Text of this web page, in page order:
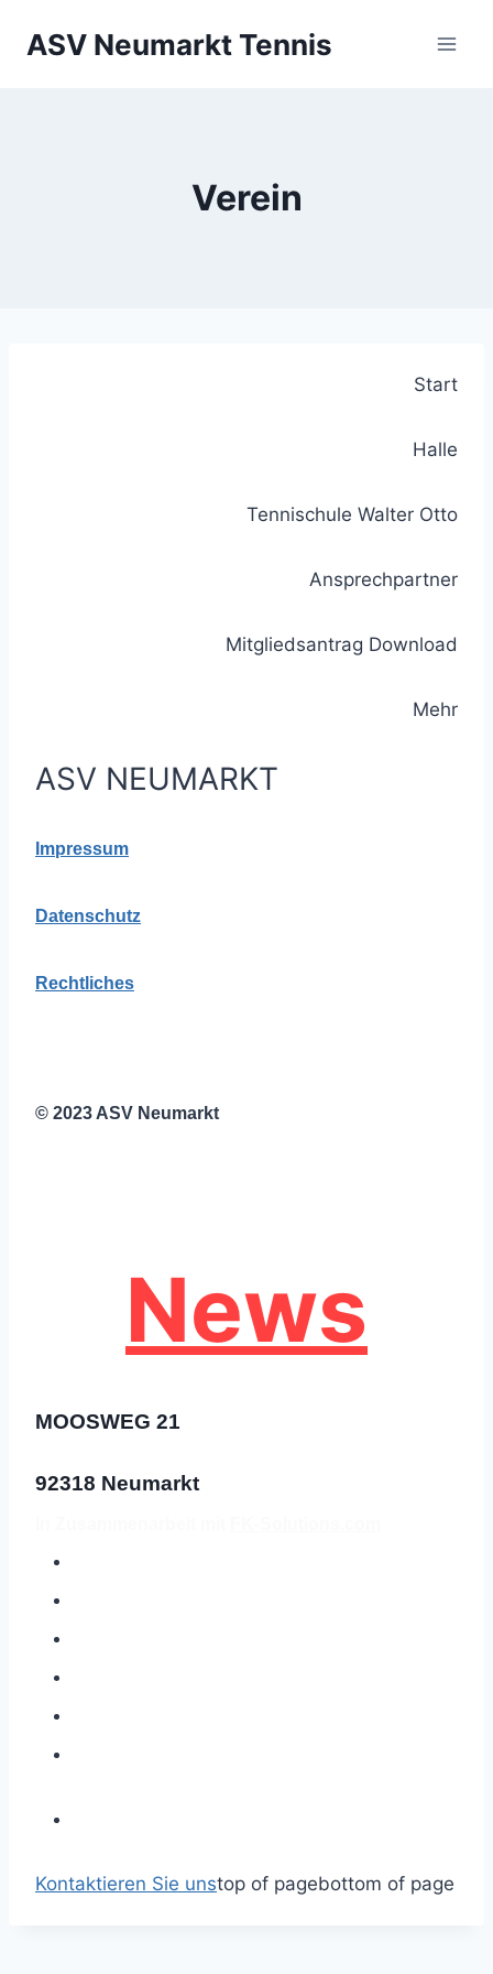
InhaltASV Neumarkt Tennis
Verein
Start
Halle
Tennischule Walter Otto
Ansprechpartner
Mitgliedsantrag Download
Mehr
ASV NEUMARKT
Impressum
Datenschutz
Rechtliches
© 2023 ASV Neumarkt
News
MOOSWEG 21
92318 Neumarkt
Kontaktieren Sie unstop of pagebottom of page